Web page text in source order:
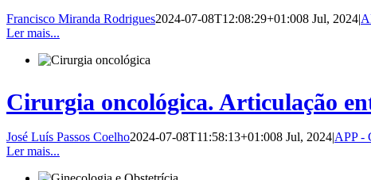
Francisco Miranda Rodrigues2024-07-08T12:08:29+01:008 Jul, 2024|
Ler mais...
Cirurgia oncológica. Articulação
José Luís Passos Coelho2024-07-08T11:58:13+01:008 Jul, 2024APP -
Ler mais...